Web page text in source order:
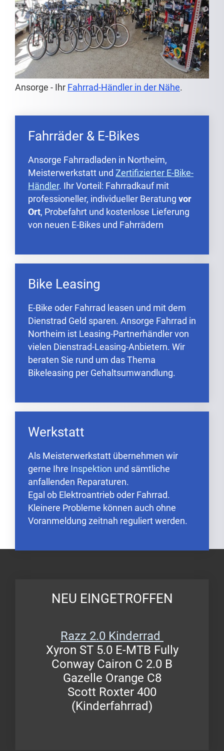
Ansorge - Ihr Fahrrad-Händler in der Nähe.
Fahrräder & E-Bikes
Ansorge Fahrradladen in Northeim,
Meisterwerkstatt und Zertifizierter E-Bike-
Händler. Ihr Vorteil: Fahrradkauf mit
professioneller, individueller Beratung vor
Ort, Probefahrt und kostenlose Lieferung
von neuen E-Bikes und Fahrrädern
Bike Leasing
E-Bike oder Fahrrad leasen und mit dem
Dienstrad Geld sparen. Ansorge Fahrrad in
Northeim ist Leasing-Partnerhändler von
vielen Dienstrad-Leasing-Anbietern. Wir
beraten Sie rund um das Thema
Bikeleasing per Gehaltsumwandlung.
Werkstatt
Als Meisterwerkstatt übernehmen wir
gerne Ihre Inspektion und sämtliche
anfallenden Reparaturen.
Egal ob Elektroantrieb oder Fahrrad.
Kleinere Probleme können auch ohne
Voranmeldung zeitnah reguliert werden.
NEU EINGETROFFEN
Razz 2.0 Kinderrad
Xyron ST 5.0 E-MTB Fully
Conway Cairon C 2.0 B
Gazelle Orange C8
Scott Roxter 400
(Kinderfahrrad)